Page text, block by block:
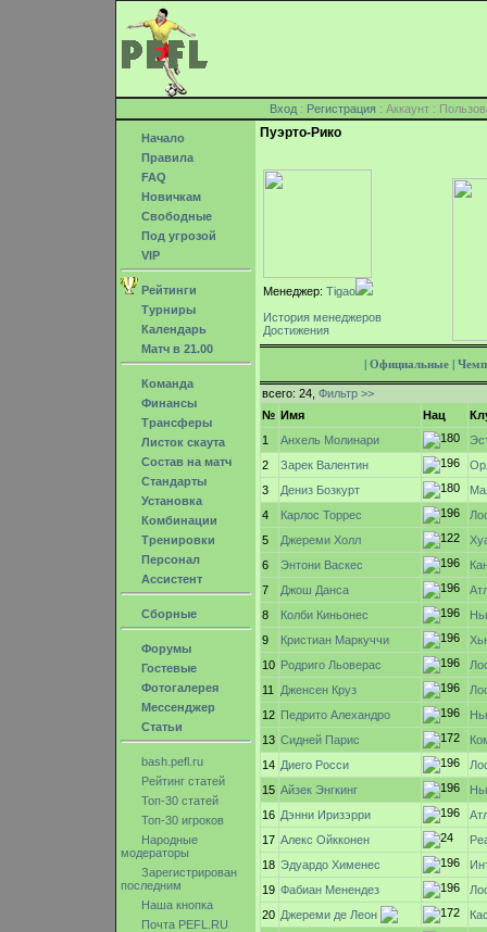
Вход : Регистрация : Аккаунт :
Начало
Правила
FAQ
Новичкам
Свободные
Под угрозой
VIP
Рейтинги
Турниры
Календарь
Матч в 21.00
Команда
Финансы
Трансферы
Листок скаута
Состав на матч
Стандарты
Установка
Комбинации
Тренировки
Персонал
Ассистент
Сборные
Форумы
Гостевые
Фотогалерея
Мессенджер
Статьи
bash.pefl.ru
Рейтинг статей
Топ-30 статей
Топ-30 игроков
Народные
модераторы
Зарегистрирован
последним
Наша кнопка
Почта PEFL.RU
Пуэрто-Рико
Менеджер: Tigao
История менеджеров
Достижения
Официальные
всего: 24, Фильтр >>
№ Имя Нац
1
Анхель Молинари
2
Зарек Валентин
3
Дениз Бозкурт
4
Карлос Торрес
5
Джереми Холл
6
Энтони Васкес
7
Джош Данса
8
Колби Киньонес
9
Кристиан Маркуччи
10 Родриго Льоверас
11
Дженсен Круз
12 Педрито Алехандро
13 Сидней Парис
14 Диего Росси
15 Айзек Энгкинг
16 Дэнни Иризэрри
17 Алекс Ойкконен
18 Эдуардо Хименес
19 Фабиан Менендез
20 Джереми де Леон